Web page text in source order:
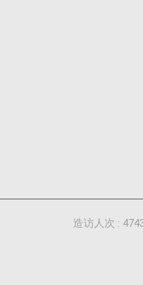
造访人次 :